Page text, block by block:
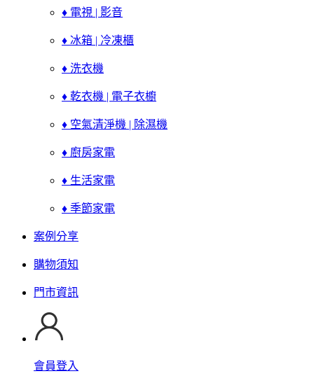
♦ 電視 | 影音
♦ 冰箱 | 冷凍櫃
♦ 洗衣機
♦ 乾衣機 | 電子衣櫥
♦ 空氣清淨機 | 除濕機
♦ 廚房家電
♦ 生活家電
♦ 季節家電
案例分享
購物須知
門市資訊
會員登入